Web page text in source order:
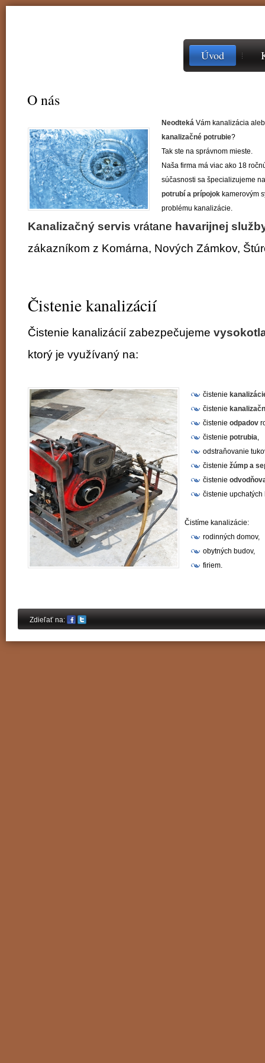
Úvod
O nás
Neodteká Vám kanalizácia
kanalizačné potrubie?
Tak ste na správnom mieste.
Naša firma má viac ako 18
súčasnosti sa špecializujeme
potrubí a prípojok kamerovým
problému kanalizácie.
Kanalizačný servis vrátane havarijnej
zákazníkom z Komárna, Nových Zámkov,
Čistenie kanalizácií
Čistenie kanalizácií zabezpečujeme
ktorý je využívaný na:
čistenie
čistenie
čistenie odpadov
čistenie potrubia,
odstraňovanie
čistenie žúmp a
čistenie
čistenie upchatých
Čistíme kanalizácie:
rodinných domov,
obytných budov,
firiem.
Zdieľať na: Share on Facebook